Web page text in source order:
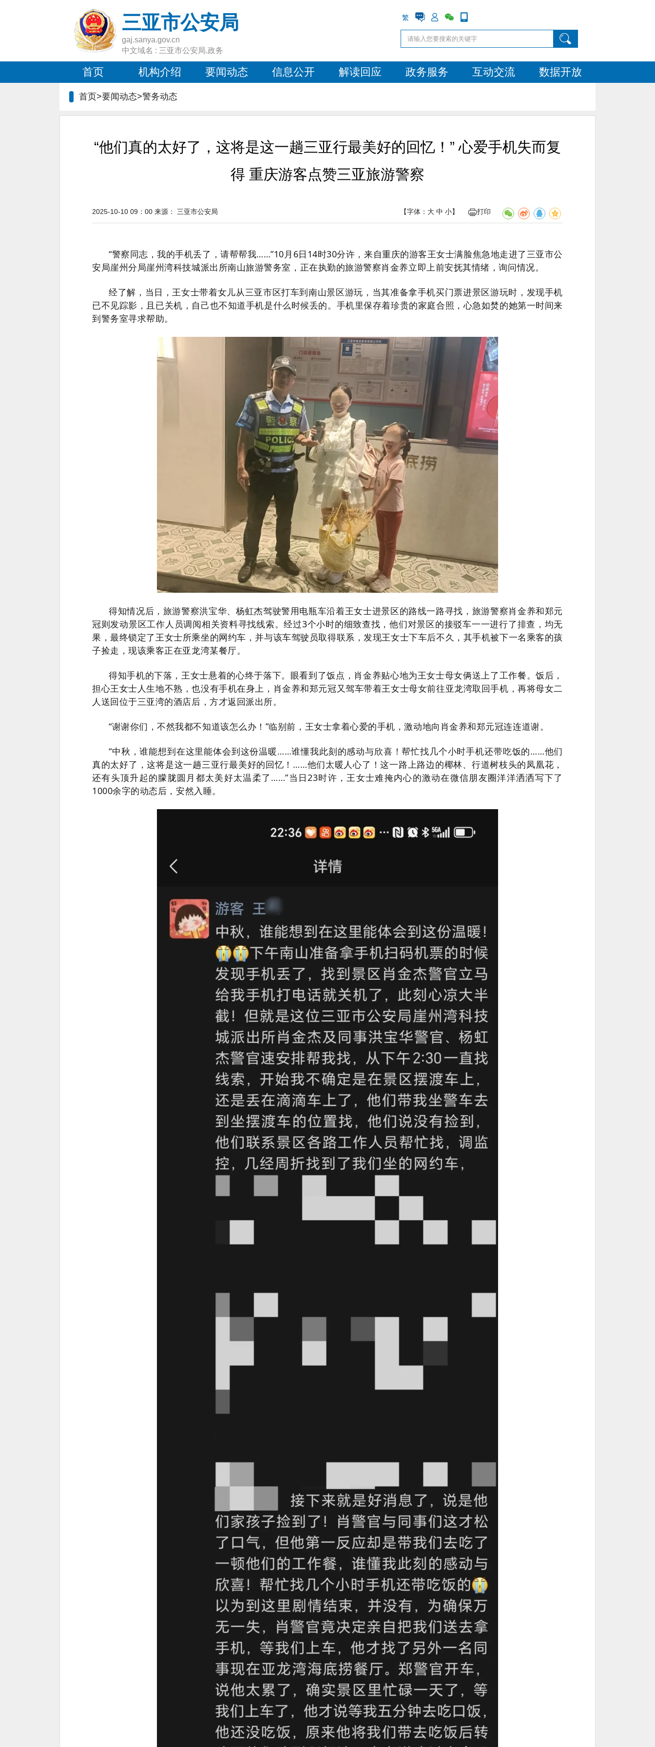
三亚市公安局
gaj.sanya.gov.cn
中文域名 : 三亚市公安局.政务
繁
首页 机构介绍 要闻动态 信息公开 解读回应 政务服务 互动交流 数据开放
首页>要闻动态>警务动态
“他们真的太好了，这将是这一趟三亚行最美好的回忆！” 心爱手机失而复
得 重庆游客点赞三亚旅游警察
【字体： 大 中 小】 打印
2025-10-10 09：00 来源： 三亚市公安局
“警察同志，我的手机丢了，请帮帮我……”10月6日14时30分许，来自重庆的游客王女士满脸焦急地走进了三亚市公
安局崖州分局崖州湾科技城派出所南山旅游警务室，正在执勤的旅游警察肖金养立即上前安抚其情绪，询问情况。
经了解，当日，王女士带着女儿从三亚市区打车到南山景区游玩，当其准备拿手机买门票进景区游玩时，发现手机
已不见踪影，且已关机，自己也不知道手机是什么时候丢的。手机里保存着珍贵的家庭合照，心急如焚的她第一时间来
到警务室寻求帮助。
得知情况后，旅游警察洪宝华、杨虹杰驾驶警用电瓶车沿着王女士进景区的路线一路寻找，旅游警察肖金养和郑元
冠则发动景区工作人员调阅相关资料寻找线索。经过3个小时的细致查找，他们对景区的接驳车一一进行了排查，均无
果，最终锁定了王女士所乘坐的网约车，并与该车驾驶员取得联系，发现王女士下车后不久，其手机被下一名乘客的孩
子捡走，现该乘客正在亚龙湾某餐厅。
得知手机的下落，王女士悬着的心终于落下。眼看到了饭点，肖金养贴心地为王女士母女俩送上了工作餐。饭后，
担心王女士人生地不熟，也没有手机在身上，肖金养和郑元冠又驾车带着王女士母女前往亚龙湾取回手机，再将母女二
人送回位于三亚湾的酒店后，方才返回派出所。
“谢谢你们，不然我都不知道该怎么办！”临别前，王女士拿着心爱的手机，激动地向肖金养和郑元冠连连道谢。
“中秋，谁能想到在这里能体会到这份温暖……谁懂我此刻的感动与欣喜！帮忙找几个小时手机还带吃饭的……他们
真的太好了，这将是这一趟三亚行最美好的回忆！……他们太暖人心了！这一路上路边的椰林、行道树枝头的凤凰花，
还有头顶升起的朦胧圆月都太美好太温柔了……”当日23时许，王女士难掩内心的激动在微信朋友圈洋洋洒洒写下了
1000余字的动态后，安然入睡。